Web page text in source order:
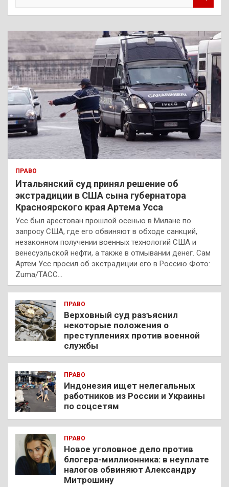
к
ПРАВО
Итальянский суд принял решение об
экстрадиции в США сына губернатора
Красноярского края Артема Усса
Усс был арестован прошлой осенью в Милане по
запросу США, где его обвиняют в обходе санкций,
незаконном получении военных технологий США и
венесуэльской нефти, а также в отмывании денег. Сам
Артем Усс просил об экстрадиции его в Россию Фото:
Zuma/ТАСС…
ПРАВО
Верховный суд разъяснил
некоторые положения о
преступлениях против военной
службы
ПРАВО
Индонезия ищет нелегальных
работников из России и Украины
по соцсетям
ПРАВО
Новое уголовное дело против
блогера-миллионника: в неуплате
налогов обвиняют Александру
Митрошину